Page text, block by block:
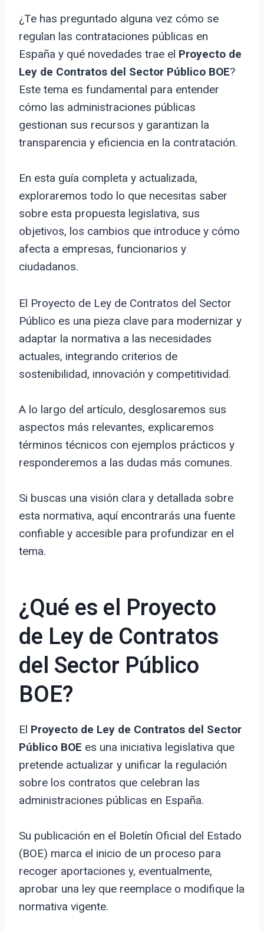
¿Te has preguntado alguna vez cómo se
regulan las contrataciones públicas en
España y qué novedades trae el Proyecto de
Ley de Contratos del Sector Público BOE?
Este tema es fundamental para entender
cómo las administraciones públicas
gestionan sus recursos y garantizan la
transparencia y eficiencia en la contratación.
En esta guía completa y actualizada,
exploraremos todo lo que necesitas saber
sobre esta propuesta legislativa, sus
objetivos, los cambios que introduce y cómo
afecta a empresas, funcionarios y
ciudadanos.
El Proyecto de Ley de Contratos del Sector
Público es una pieza clave para modernizar y
adaptar la normativa a las necesidades
actuales, integrando criterios de
sostenibilidad, innovación y competitividad.
A lo largo del artículo, desglosaremos sus
aspectos más relevantes, explicaremos
términos técnicos con ejemplos prácticos y
responderemos a las dudas más comunes.
Si buscas una visión clara y detallada sobre
esta normativa, aquí encontrarás una fuente
confiable y accesible para profundizar en el
tema.
¿Qué es el Proyecto
de Ley de Contratos
del Sector Público
BOE?
El Proyecto de Ley de Contratos del Sector
Público BOE es una iniciativa legislativa que
pretende actualizar y unificar la regulación
sobre los contratos que celebran las
administraciones públicas en España.
Su publicación en el Boletín Oficial del Estado
(BOE) marca el inicio de un proceso para
recoger aportaciones y, eventualmente,
aprobar una ley que reemplace o modifique la
normativa vigente.